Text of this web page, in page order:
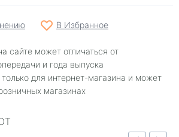
В Избранное
сайте может отличаться от
и года выпуска
для интернет-магазина и может
магазинах